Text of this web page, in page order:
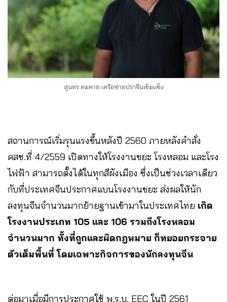
สุนทร คมคาย เครือข่ายปราจีนเข้มแข็ง
สถานการณ์เริ่มรุนแรงขึ้นหลังปี 2560 ภายหลังคำสั่ง
คสช.ที่ 4/2559 เปิดทางให้โรงงานขยะ โรงหลอม และโรง
ไฟฟ้า สามารถตั้งได้ในทุกสีผังเมือง ซึ่งเป็นช่วงเวลาเดียว
กับที่ประเทศจีนประกาศแบนโรงงานขยะ ส่งผลให้นัก
ลงทุนจีนจำนวนมากย้ายฐานเข้ามาในประเทศไทย เกิด
โรงงานประเภท 105 และ 106 รวมถึงโรงหลอม
จำนวนมาก ทั้งที่ถูกและผิดกฎหมาย ก็ทยอยกระจาย
ตัวเต็มพื้นที่ โดยเฉพาะกิจการของนักลงทุนจีน
ต่อมาเมื่อมีการประกาศใช้ พ.ร.บ. EEC ในปี 2561